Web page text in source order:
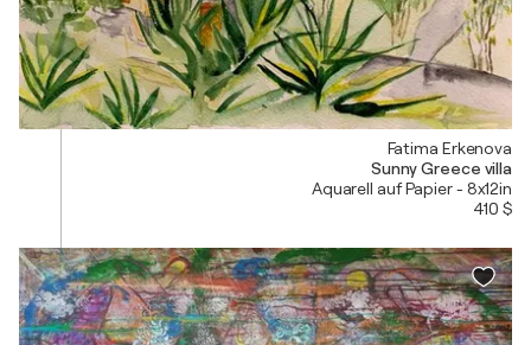
Fatima Erkenova
Sunny Greece villa
Aquarell auf Papier - 8x12in
410 $